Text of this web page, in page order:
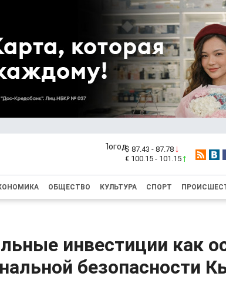
$ 87.43 - 87.78
€ 100.15 - 101.15
ОБЩЕСТВО КУЛЬТУРА СПОРТ
инвестиции как
безопасности